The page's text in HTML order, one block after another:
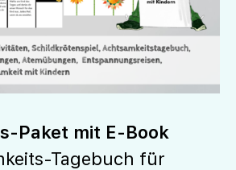
Paket mit E-Book
Tagebuch für